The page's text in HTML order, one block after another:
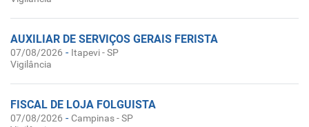
AUXILIAR DE SERVIÇOS GERAIS FERISTA
07/08/2026 - Itapevi - SP
Vigilância
FISCAL DE LOJA FOLGUISTA
07/08/2026 - Campinas - SP